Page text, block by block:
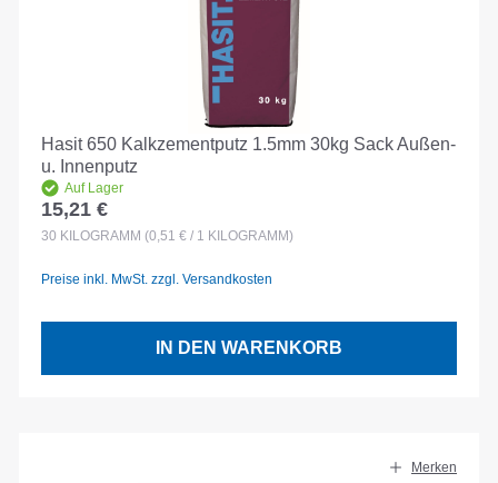
Hasit 650 Kalkzementputz 1.5mm 30kg Sack Außen-
u. Innenputz
Auf Lager
Regulärer Preis:
15,21 €
30 KILOGRAMM (0,51 € / 1 KILOGRAMM)
Preise inkl. MwSt. zzgl. Versandkosten
IN DEN WARENKORB
Merken